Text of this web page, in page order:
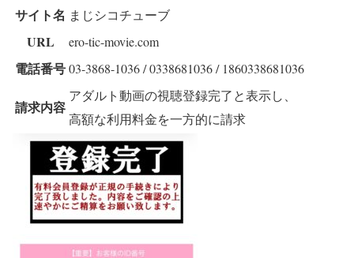
サイト名 まじシコチューブ
URL ero-tic-movie.com
電話番号03-3868-1036 / 0338681036 / 1860338681036
請求内容
アダルト動画の視聴登録完了と表示し、
高額な利用料金を一方的に請求